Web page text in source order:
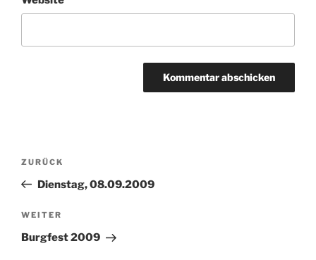
Beitragsnavigation
Vorheriger
Beitrag
ZURÜCK
Dienstag, 08.09.2009
Nächster
Beitrag
WEITER
Burgfest 2009